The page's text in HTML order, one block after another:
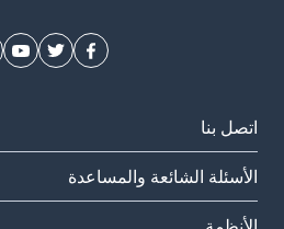
اتصل بنا
الأسئلة الشائعة والمساعدة